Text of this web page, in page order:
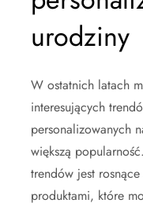
urodziny
W ostatnich latach
interesujących
personalizowanych
większą
trendów jest
produktami, które